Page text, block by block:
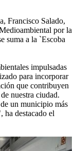
Francisco Salado,
por la
suma a la `Escoba
impulsadas
para incorporar
que contribuyen
nuestra ciudad.
un municipio más
ha destacado el